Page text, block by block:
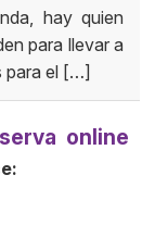
hay quien
para llevar a
para el […]
online